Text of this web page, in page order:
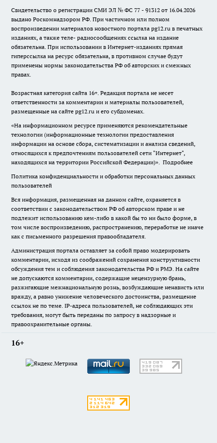
Свидетельство о регистрации СМИ ЭЛ № ФС 77 - 91312 от 16.04.2026
выдано Роскомнадзором РФ. При частичном или полном
воспроизведении материалов новостного портала pg12.ru в печатных
изданиях, а также теле- радиосообщениях ссылка на издание
обязательна. При использовании в Интернет-изданиях прямая
гиперссылка на ресурс обязательна, в противном случае будут
применены нормы законодательства РФ об авторских и смежных
правах.
Возрастная категория сайта 16+. Редакция портала не несет
ответственности за комментарии и материалы пользователей,
размещенные на сайте pg12.ru и его субдоменах.
«На информационном ресурсе применяются рекомендательные
технологии (информационные технологии предоставления
информации на основе сбора, систематизации и анализа сведений,
относящихся к предпочтениям пользователей сети "Интернет",
находящихся на территории Российской Федерации)». Подробнее
Политика конфиденциальности и обработки персональных данных
пользователей
Вся информация, размещенная на данном сайте, охраняется в
соответствии с законодательством РФ об авторском праве и не
подлежит использованию кем-либо в какой бы то ни было форме, в
том числе воспроизведению, распространению, переработке не иначе
как с письменного разрешения правообладателя.
Администрация портала оставляет за собой право модерировать
комментарии, исходя из соображений сохранения конструктивности
обсуждения тем и соблюдения законодательства РФ и РМЭ. На сайте
не допускаются комментарии, содержащие нецензурную брань,
разжигающие межнациональную рознь, возбуждающие ненависть или
вражду, а равно унижение человеческого достоинства, размещение
ссылок не по теме. IP-адреса пользователей, не соблюдающих эти
требования, могут быть переданы по запросу в надзорные и
правоохранительные органы.
16+